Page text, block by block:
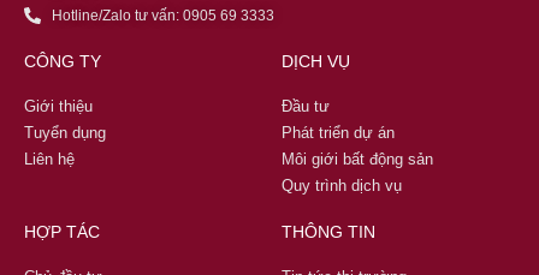
Hotline/Zalo tư vấn: 0905 69 3333
CÔNG TY
Giới thiệu
Tuyển dụng
Liên hệ
DỊCH VỤ
Đầu tư
Phát triển dự án
Môi giới bất động sản
Quy trình dịch vụ
HỢP TÁC THÔNG TIN